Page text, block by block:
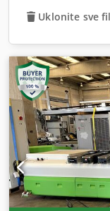
Uklonite sve